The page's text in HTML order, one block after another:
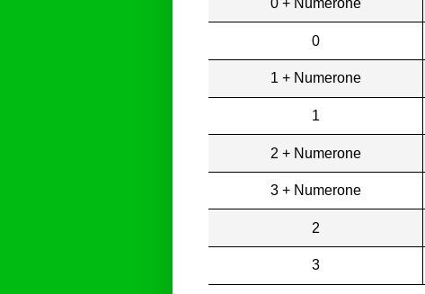
0
1 + Numerone
1
2 + Numerone
3 + Numerone
2
3